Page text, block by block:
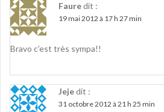
Fauredit :
19 mai 2012 à 17 h 27 min
Bravo c’est très sympa!!
Jejedit :
31 octobre 2012 à 21 h 25 min